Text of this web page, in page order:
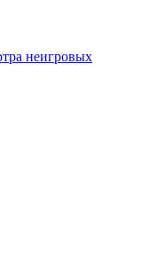
неигровых